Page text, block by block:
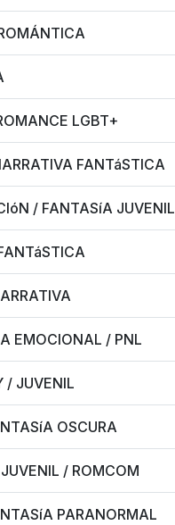
LGBT+
FANTáSTICA
/ FANTASíA JUVENIL
EMOCIONAL / PNL
/ JUVENIL
OSCURA
/ ROMCOM
PARANORMAL